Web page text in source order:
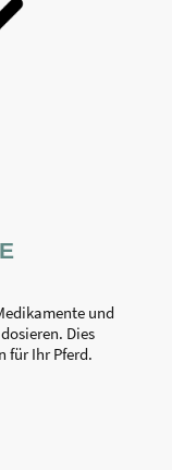
und
Dies
für Ihr Pferd.